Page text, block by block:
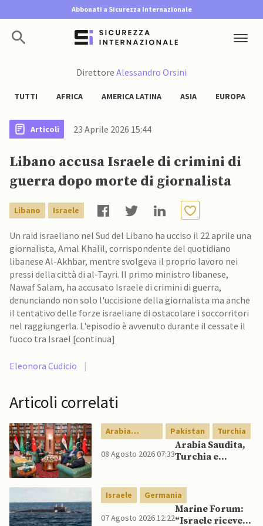
Abbonati a Sicurezza Internazionale
Direttore Alessandro Orsini
TUTTI AFRICA AMERICA LATINA ASIA EUROPA
Articoli 23 Aprile 2026 15:44
Libano accusa Israele di crimini di
guerra dopo morte di giornalista
Libano Israele
Un raid israeliano nel Sud del Libano ha ucciso il 22 aprile una
giornalista, Amal Khalil, corrispondente del quotidiano
libanese Al-Akhbar, mentre svolgeva il proprio lavoro nei
pressi della città di al-Tayri. Il primo ministro libanese,
Nawaf Salam, ha accusato Israele di crimini di guerra,
denunciando non solo l'uccisione della giornalista ma anche
il tentativo delle forze israeliane di ostacolare i soccorritori
nel raggiungerla. L'episodio è avvenuto durante il cessate il
fuoco tra Israel [continua]
Eleonora Cudicio |
Articoli correlati
Arabia
Saudita
Pakistan Turchia
08 Agosto 2026 07:33
Arabia Saudita,
Turchia e
reciproca
Israele Germania
07 Agosto 2026 12:22
Marine Forum:
“Israele riceve